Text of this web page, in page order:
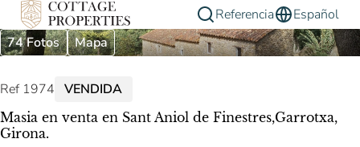
Referencia
Español
74 Fotos
Mapa
Ref 1974 VENDIDA
Masia en venta en Sant Aniol de Finestres,Garrotxa,
Girona.